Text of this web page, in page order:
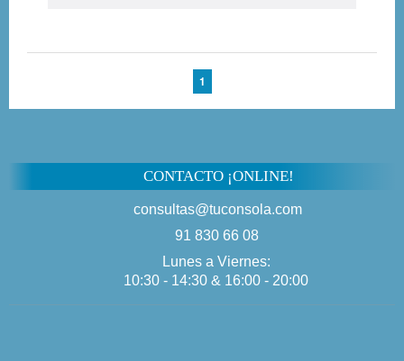
1
CONTACTO ¡ONLINE!
consultas@tuconsola.com
91 830 66 08
Lunes a Viernes:
10:30 - 14:30 & 16:00 - 20:00